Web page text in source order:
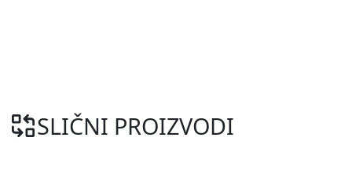
SLIČNI PROIZVODI